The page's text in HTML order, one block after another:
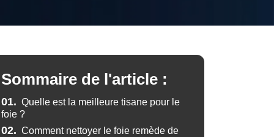
Sommaire de l'article :
01. Quelle est la meilleure tisane pour le
foie ?
02. Comment nettoyer le foie remède de